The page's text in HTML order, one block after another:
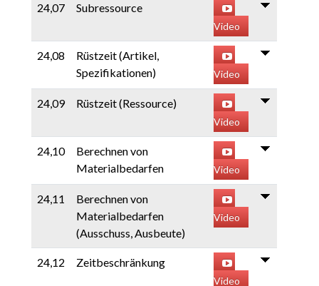
24,07 Subressource
Video
24,08
Rüstzeit (Artikel,
Spezifikationen)
Video
24,09 Rüstzeit (Ressource)
Video
24,10
Berechnen von
Materialbedarfen
Video
24,11
Berechnen von
Materialbedarfen
(Ausschuss, Ausbeute)
Video
24,12 Zeitbeschränkung
Video